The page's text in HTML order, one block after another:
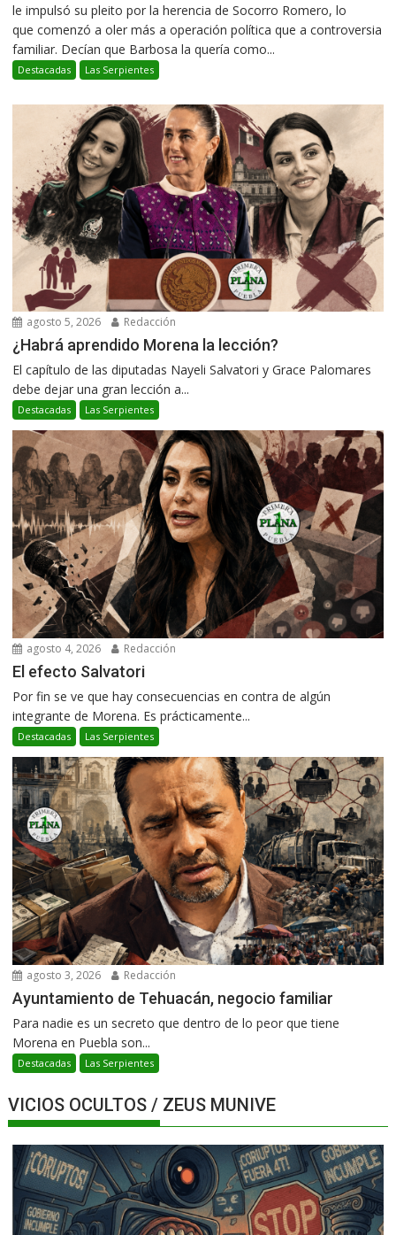
le impulsó su pleito por la herencia de Socorro Romero, lo
que comenzó a oler más a operación política que a controversia
familiar. Decían que Barbosa la quería como...
Destacadas Las Serpientes
agosto 5, 2026 Redacción
¿Habrá aprendido Morena la lección?
El capítulo de las diputadas Nayeli Salvatori y Grace Palomares
debe dejar una gran lección a...
Destacadas Las Serpientes
agosto 4, 2026 Redacción
El efecto Salvatori
Por fin se ve que hay consecuencias en contra de algún
integrante de Morena. Es prácticamente...
Destacadas Las Serpientes
agosto 3, 2026 Redacción
Ayuntamiento de Tehuacán, negocio familiar
Para nadie es un secreto que dentro de lo peor que tiene
Morena en Puebla son...
Destacadas Las Serpientes
VICIOS OCULTOS / ZEUS MUNIVE